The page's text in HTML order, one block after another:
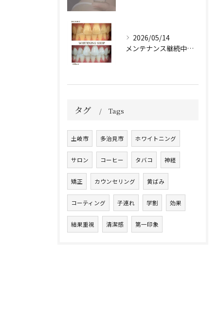
2026/05/14
メンテナンス継続中のお客様🤍
タグ Tags
土岐市 多治見市 ホワイトニング
サロン コーヒー タバコ 神経
矯正 カウンセリング 黄ばみ
コーティング 子連れ 学割 効果
結果重視 清潔感 第一印象